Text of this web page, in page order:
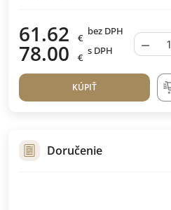
61.62 €
bez DPH
78.00 €
s DPH −
KÚPIŤ
Doručenie